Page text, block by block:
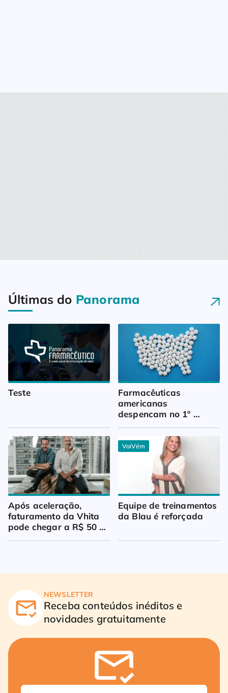
Últimas do Panorama
Teste
Farmacêuticas
americanas
despencam no 1º
Após aceleração,
faturamento da Vhita
pode chegar a R$ 50
VaiVém
Equipe de treinamentos
da Blau é reforçada
NEWSLETTER
Receba conteúdos inéditos e
novidades gratuitamente